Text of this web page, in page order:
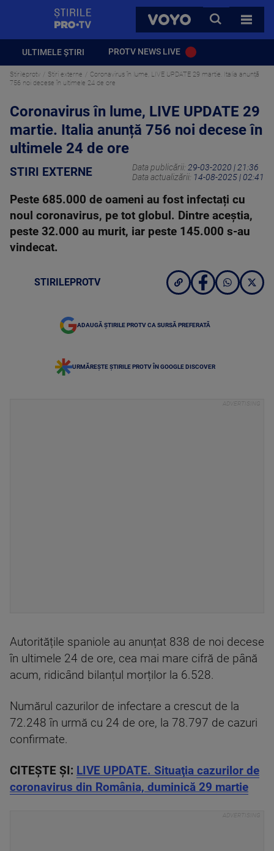
VOYO
CAUTA
TOATE
ULTIMELE ȘTIRI PROTV NEWS LIVE
Stirileprotv Stiri externe
Coronavirus în lume, LIVE UPDATE 29 martie. Italia anunță
756 noi decese în ultimele 24 de ore
Coronavirus în lume, LIVE UPDATE 29
martie. Italia anunță 756 noi decese în
ultimele 24 de ore
STIRI EXTERNE Data publicării: 29-03-2020 | 21:36
Data actualizării: 14-08-2025 | 02:41
Peste 685.000 de oameni au fost infectați cu
noul coronavirus, pe tot globul. Dintre aceștia,
peste 32.000 au murit, iar peste 145.000 s-au
vindecat.
STIRILEPROTV
ADAUGĂ ȘTIRILE PROTV CA SURSĂ PREFERATĂ
URMĂREȘTE ȘTIRILE PROTV ÎN GOOGLE DISCOVER
Autoritățile spaniole au anunțat 838 de noi decese
în ultimele 24 de ore, cea mai mare cifră de până
acum, ridicând bilanțul morților la 6.528.
Numărul cazurilor de infectare a crescut de la
72.248 în urmă cu 24 de ore, la 78.797 de cazuri
confirmate.
CITEȘTE ȘI: LIVE UPDATE. Situaţia cazurilor de
coronavirus din România, duminică 29 martie